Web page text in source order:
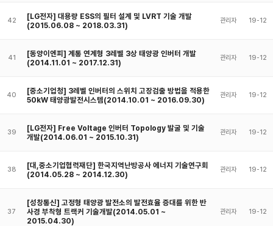
42
[LG전자] 대용량 ESS의 필터 설계 및 LVRT 기술 개발
(2015.06.08 ~ 2018.03.31)
관리자 19-12
41
[동양이엔피] 계통 연계형 3레벨 3상 태양광 인버터 개발
(2014.11.01 ~ 2017.12.31)
관리자 19-12
40
[중소기업청] 3레벨 인버터의 스위치 고장검출 방법을 적용한
50kW 태양광발전시스템(2014.10.01 ~ 2016.09.30)
관리자 19-12
39
[LG전자] Free Voltage 인버터 Topology 발굴 및 기술
개발(2014.06.01 ~ 2015.10.31)
관리자 19-12
38
[대,중소기업협력재단] 한국지역난방공사 에너지 기술연구회
(2014.05.28 ~ 2014.12.30)
관리자 19-12
37
[성창통신] 고정형 태양광 발전소의 발전효율 증대를 위한 반
사경 부착형 트랙커 기술개발(2014.05.01 ~
2015.04.30)
관리자 19-12